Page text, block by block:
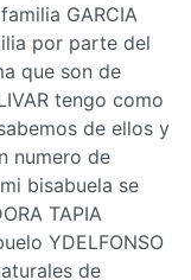
GARCIA
por parte del
que son de
tengo como
de ellos y
numero de
bisabuela se
TAPIA
YDELFONSO
de